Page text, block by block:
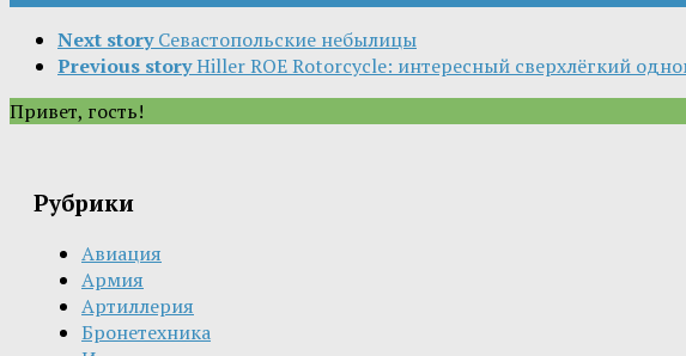
Next story Севастопольские небылицы
Previous storyHiller ROE Rotorcycle: интересный сверхлёгкий
Привет, гость!
Рубрики
Авиация
Армия
Артиллерия
Бронетехника